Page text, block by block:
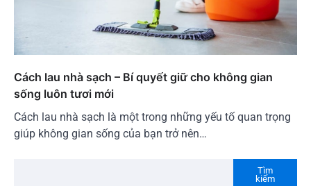
Cách lau nhà sạch – Bí quyết giữ cho không gian
sống luôn tươi mới
Cách lau nhà sạch là một trong những yếu tố quan trọng
giúp không gian sống của bạn trở nên…
Tìm
kiếm